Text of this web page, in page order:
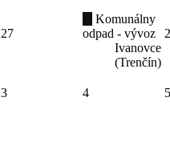
27
Komunálny
odpad - vývoz
Ivanovce
(Trenčín)
3 4
5